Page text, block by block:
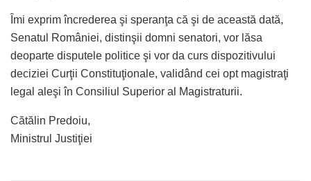
Îmi exprim încrederea şi speranţa că şi de această dată,
Senatul României, distinşii domni senatori, vor lăsa
deoparte disputele politice şi vor da curs dispozitivului
deciziei Curţii Constituţionale, validând cei opt magistraţi
legal aleşi în Consiliul Superior al Magistraturii.
Cătălin Predoiu,
Ministrul Justiţiei